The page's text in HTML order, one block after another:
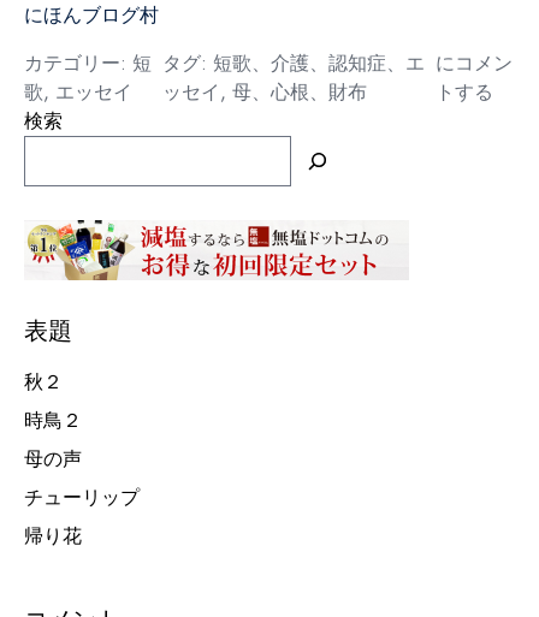
にほんブログ村
カテゴリー: 短
歌, エッセイ
タグ: 短歌、介護、認知症、エ
ッセイ, 母、心根、財布
母
の
にコメン
トする
検索
表題
秋２
時鳥２
母の声
チューリップ
帰り花